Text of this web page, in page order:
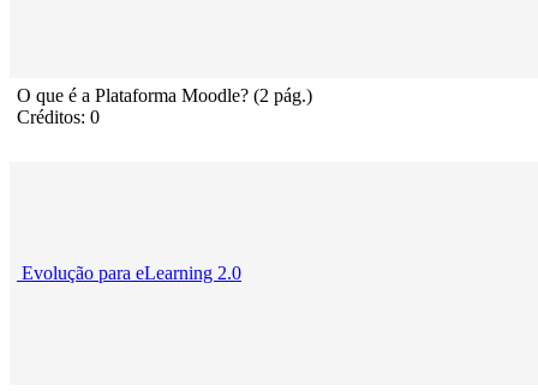
O que é a Plataforma Moodle? (2 pág.)
Créditos: 0
Evolução para eLearning 2.0